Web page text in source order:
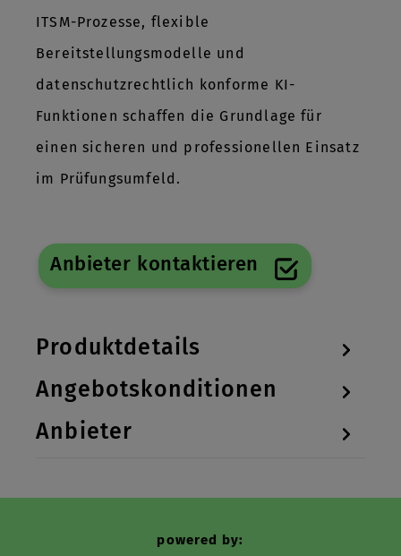
ITSM-Prozesse, flexible
Bereitstellungsmodelle und
datenschutzrechtlich konforme KI-
Funktionen schaffen die Grundlage für
einen sicheren und professionellen Einsatz
im Prüfungsumfeld.
Anbieter kontaktieren
Produktdetails
Angebotskonditionen
Anbieter
powered by: